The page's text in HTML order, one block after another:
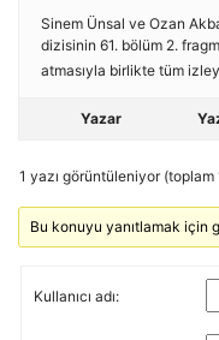
Sinem Ünsal ve Ozan
dizisinin 61. bölüm 2.
atmasıyla birlikte tüm
Yazar
1 yazı görüntüleniyor (toplam
Bu konuyu yanıtlamak için
Kullanıcı adı: